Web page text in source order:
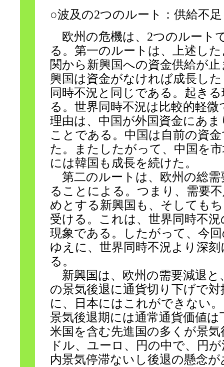
○波及の2つのルート：供給不
欧州の危機は、2つのルート
る。第一のルートは、上述し
関から新興国への資金供給が
興国は資金がなければ成長し
同時不況と同じである。起き
る。世界同時不況は比較的軽
理由は、中国が外国資金にあ
ことである。中国は自前の資
た。またしたがって、中国を
には韓国も成長を続けた。
第二のルートは、欧州の総需
ることによる。つまり、需要
めとする新興国も、そしても
受ける。これは、世界同時不
現象である。したがって、今
ゆえに、世界同時不況より深
る。
新興国は、欧州の需要減退と
の景気後退に通貨切り下げで
に、日本にはこれができない
景気後退期には通常通貨価値
米国を含む先進国の多くが景
ドル、ユーロ、円の中で、円
内景気停滞ないし後退の懸念